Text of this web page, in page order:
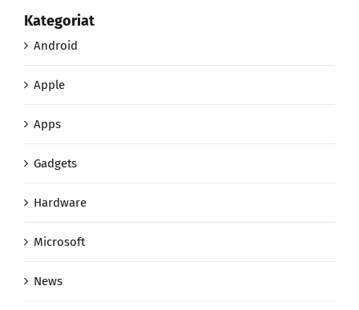
Kategoriat
Android
Apple
Apps
Gadgets
Hardware
Microsoft
News